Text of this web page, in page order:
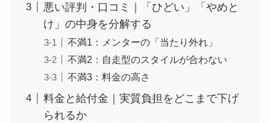
悪い評判・口コミ｜「ひどい」「やめと
け」の中身を分解する
不満1：メンターの「当たり外れ」
不満2：自走型のスタイルが合わない
不満3：料金の高さ
料金と給付金｜実質負担をどこまで下げ
られるか